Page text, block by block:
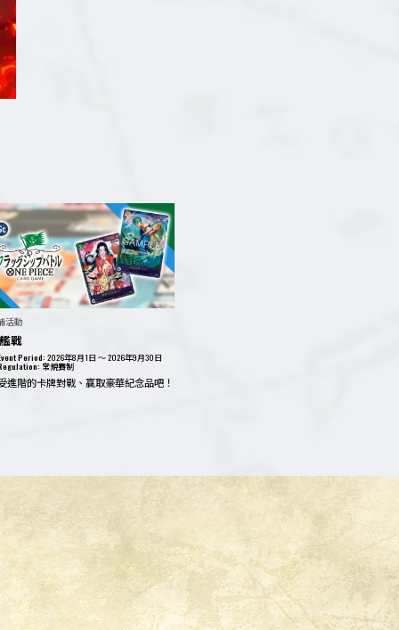
活動
戰
Period:2026年8月1日 ～ 2026年9月30日
常規賽制
進階的卡牌對戰、贏取豪華紀念品吧！